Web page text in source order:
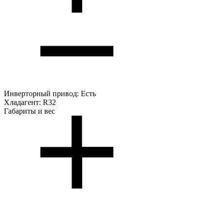
Инверторный привод: Есть
Хладагент: R32
Габариты и вес